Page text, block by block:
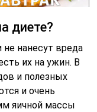
диете?
нанесут вреда
их на ужин. В
и полезных
и очень
яичной массы